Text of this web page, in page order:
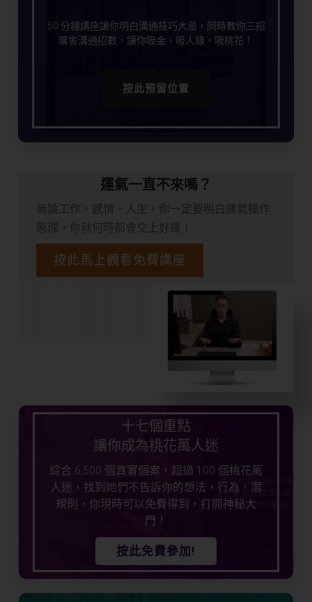
50 分鐘講座讓你明白溝通技巧大忌，同時教你三招
厲害溝通招數，讓你吸金，吸人緣，吸桃花！
按此預留位置
運氣一直不來嗎？
無論工作，感情，人生，你一定要明白運氣操作
原理，你就何時都會交上好運！
按此馬上觀看免費講座
十七個重點
讓你成為桃花萬人迷
綜合 6,500 個真實個案，超過 100 個桃花萬
人迷，找到她們不告訴你的想法，行為，潛
規則，你現時可以免費得到，打開神秘大
門！
按此免費參加!